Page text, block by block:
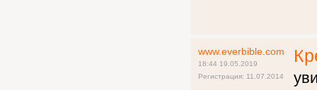
www.everbible.com
18:44 19.05.2019
Регистрация: 11.07.2014